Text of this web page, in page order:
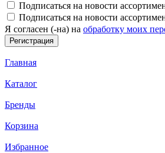
Подписаться на новости
Подписаться на новости
Я согласен (-на) на обработку моих
Главная
Каталог
Бренды
Корзина
Избранное